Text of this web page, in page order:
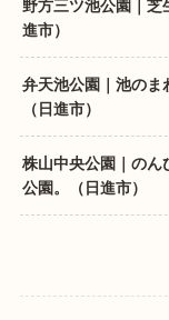
野方三ツ池公園｜芝
進市）
弁天池公園｜池のま
（日進市）
株山中央公園｜のん
公園。（日進市）